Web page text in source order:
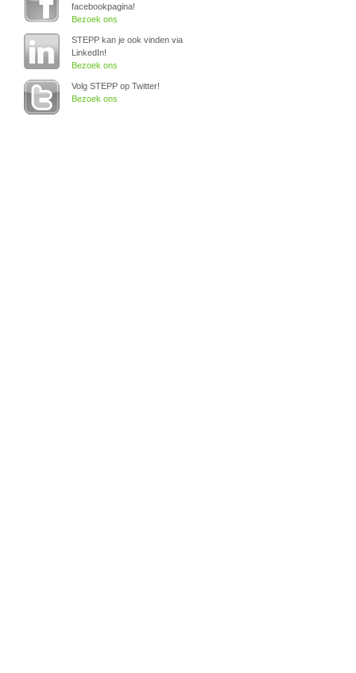
facebookpagina!
Bezoek ons
STEPP kan je ook vinden via
LinkedIn!
Bezoek ons
Volg STEPP op Twitter!
Bezoek ons